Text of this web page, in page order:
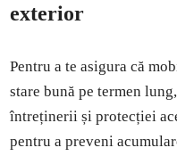
exterior
Pentru a te asigura că
stare bună pe termen
întreținerii și protecției
pentru a preveni